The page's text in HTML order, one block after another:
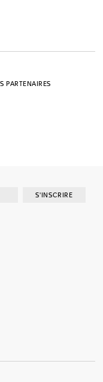
PARTENAIRES
S'INSCRIRE